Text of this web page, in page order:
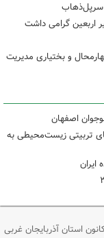
سرپل‌ذهاب
اربعین گرامی داشت
و بختیاری مدیریت
اصفهان
تربیتی زیست‌محیطی به
استان آذربایجان غربی